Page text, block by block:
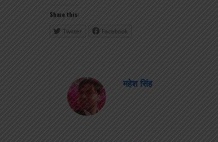
Share this:
Twitter Facebook
महेश सिंह